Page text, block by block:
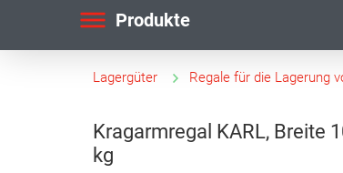
Produkte
Lagergüter Regale für die Lagerung
Kragarmregal KARL, Breite
kg